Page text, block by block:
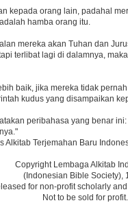
kepada orang lain, padahal
hamba orang itu.
mereka akan Tuhan dan
terlibat lagi di dalamnya,
baik, jika mereka tidak
kudus yang disampaikan
peribahasa yang benar
Alkitab Terjemahan Baru
Copyright Lembaga Alkitab
(Indonesian Bible Society),
for non-profit scholarly
Not to be sold for profit.